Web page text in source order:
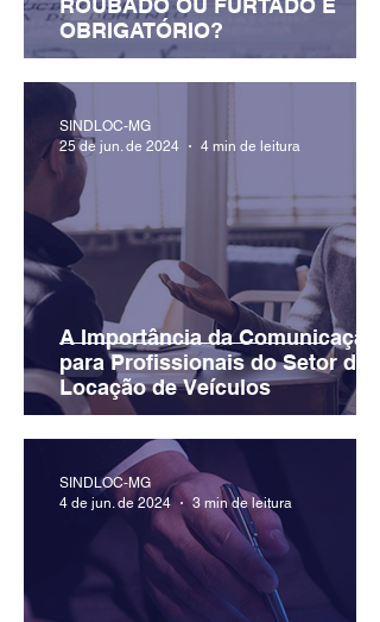
ROUBADO OU FURTADO É
OBRIGATÓRIO?
A Importância da Comunicação
para Profissionais do Setor de
Locação de Veículos
SINDLOC-MG
25 de jun. de 2024
4 min de leitura
SINDLOC-MG
4 de jun. de 2024
3 min de leitura